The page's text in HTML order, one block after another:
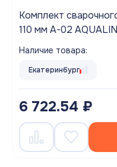
Комплект
110 мм A-02
Наличие товара:
Екатеринбург
6 722.54 ₽